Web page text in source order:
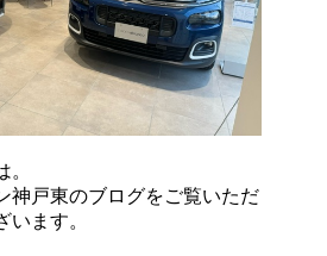
神戸東のブログをご覧いただ
います。